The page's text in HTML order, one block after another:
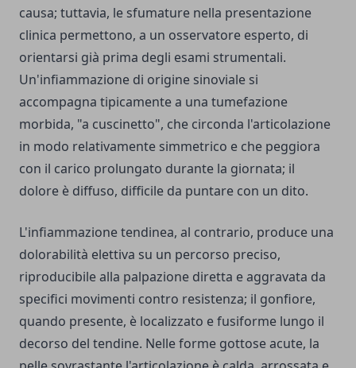
causa; tuttavia, le sfumature nella presentazione
clinica permettono, a un osservatore esperto, di
orientarsi già prima degli esami strumentali.
Un'infiammazione di origine sinoviale si
accompagna tipicamente a una tumefazione
morbida, "a cuscinetto", che circonda l'articolazione
in modo relativamente simmetrico e che peggiora
con il carico prolungato durante la giornata; il
dolore è diffuso, difficile da puntare con un dito.
L'infiammazione tendinea, al contrario, produce una
dolorabilità elettiva su un percorso preciso,
riproducibile alla palpazione diretta e aggravata da
specifici movimenti contro resistenza; il gonfiore,
quando presente, è localizzato e fusiforme lungo il
decorso del tendine. Nelle forme gottose acute, la